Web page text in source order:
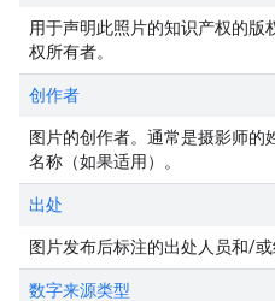
用于声明此照片的知识产权的版
权所有者。
创作者
图片的创作者。通常是摄影师的
名称（如果适用）。
出处
图片发布后标注的出处人员和/或
数字来源类型